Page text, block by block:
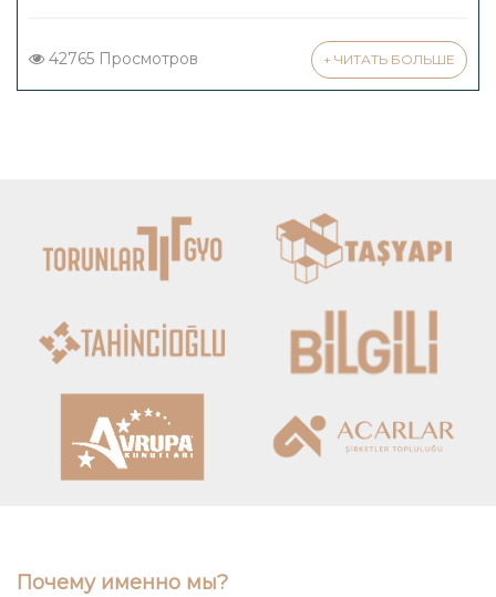
42765 Просмотров + ЧИТАТЬ БОЛЬШЕ
Почему именно мы?